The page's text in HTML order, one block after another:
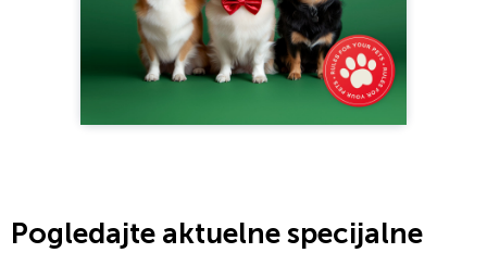
Pogledajte aktuelne specijalne